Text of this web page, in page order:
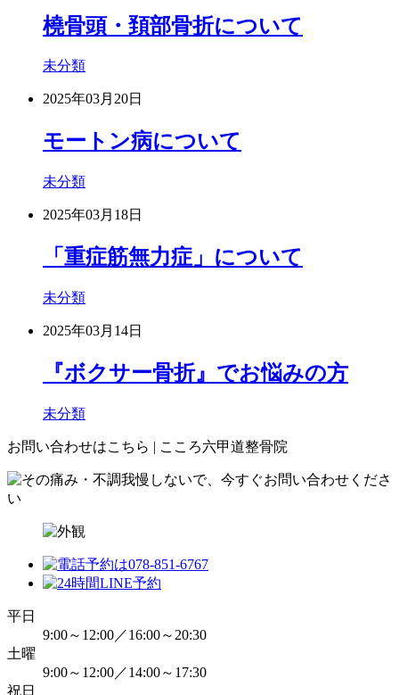
橈骨頭・頚部骨折について
未分類
2025年03月20日
モートン病について
未分類
2025年03月18日
「重症筋無力症」について
未分類
2025年03月14日
『ボクサー骨折』でお悩みの方
未分類
お問い合わせはこちら | こころ六甲道整骨院
平日
9:00～12:00／16:00～20:30
土曜
9:00～12:00／14:00～17:30
祝日